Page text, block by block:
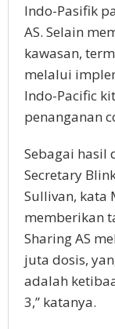
Indo-Pasifik
AS. Selain
kawasan,
melalui
Indo-Pacific
penanganan
Sebagai hasil
Secretary
Sullivan, kata
memberikan
Sharing AS
juta dosis,
adalah
3,” katanya.